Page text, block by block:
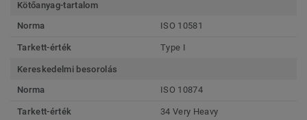
Kötőanyag-tartalom
Norma
ISO 10581
Tarkett-érték Type I
Kereskedelmi besorolás
Norma
ISO 10874
Tarkett-érték 34 Very Heavy